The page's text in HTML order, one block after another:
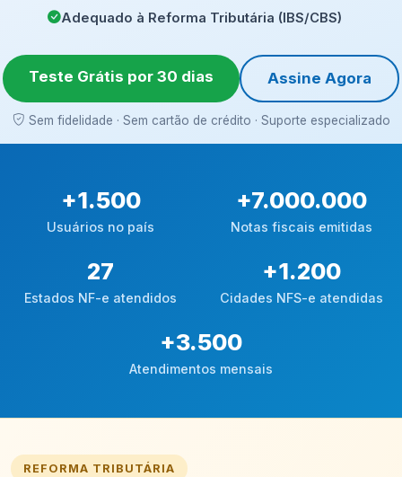
Adequado à Reforma Tributária (IBS/CBS)
Teste Grátis por 30 dias Assine Agora
Sem fidelidade · Sem cartão de crédito · Suporte especializado
+1.500
Usuários no país
+7.000.000
Notas fiscais emitidas
27
Estados NF-e atendidos
+1.200
Cidades NFS-e atendidas
+3.500
Atendimentos mensais
REFORMA TRIBUTÁRIA